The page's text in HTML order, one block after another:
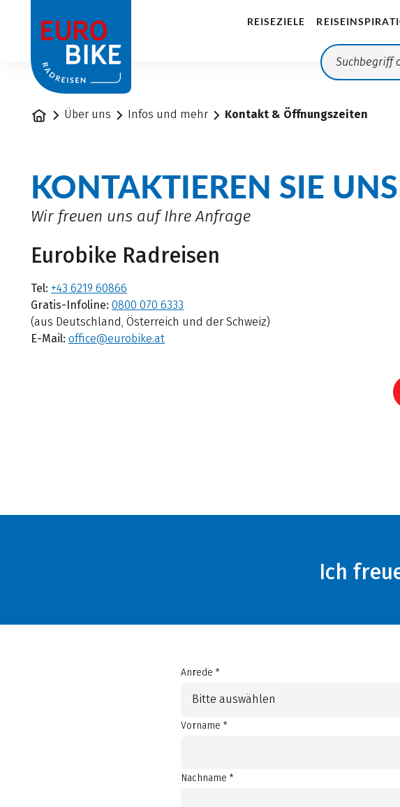
REISEZIELE
StartseiteÜber uns Infos und mehr Kontakt & Öffnungszeiten
KONTAKTIEREN SIE
Wir freuen uns auf Ihre Anfrage
Eurobike Radreisen
Tel: +43 6219 60866
Gratis-Infoline: 0800 070 6333
(aus Deutschland, Österreich und der Schweiz)
E-Mail: office@eurobike.at
Ich
Anrede *
Bitte auswählen
Vorname *
Nachname *